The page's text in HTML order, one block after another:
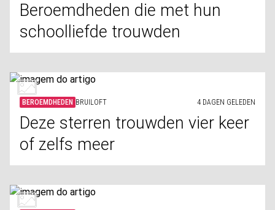
Beroemdheden die met hun
schoolliefde trouwden
BEROEMDHEDEN BRUILOFT 4 DAGEN GELEDEN
Deze sterren trouwden vier keer
of zelfs meer